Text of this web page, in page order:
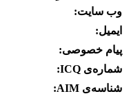
وب‌ سایت:
ایمیل:
پیام خصوصی:
شماره‌ی ICQ:
شناسه‌ی AIM: